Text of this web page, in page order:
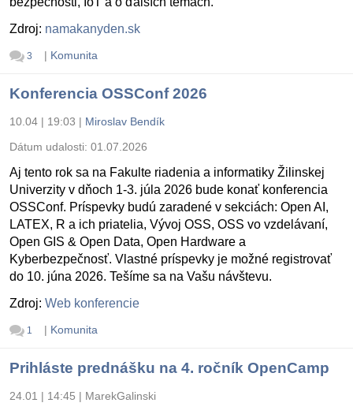
Zdroj: namakanyden.sk
3 | Komunita
Konferencia OSSConf 2026
10.04 | 19:03 | Miroslav Bendík
Dátum udalosti: 01.07.2026
Aj tento rok sa na Fakulte riadenia a informatiky Žilinskej
Univerzity v dňoch 1-3. júla 2026 bude konať konferencia
OSSConf. Príspevky budú zaradené v sekciách: Open AI,
LATEX, R a ich priatelia, Vývoj OSS, OSS vo vzdelávaní,
Open GIS & Open Data, Open Hardware a
Kyberbezpečnosť. Vlastné príspevky je možné registrovať
do 10. júna 2026. Tešíme sa na Vašu návštevu.
Zdroj: Web konferencie
1 | Komunita
Prihláste prednášku na 4. ročník OpenCamp
24.01 | 14:45 | MarekGalinski